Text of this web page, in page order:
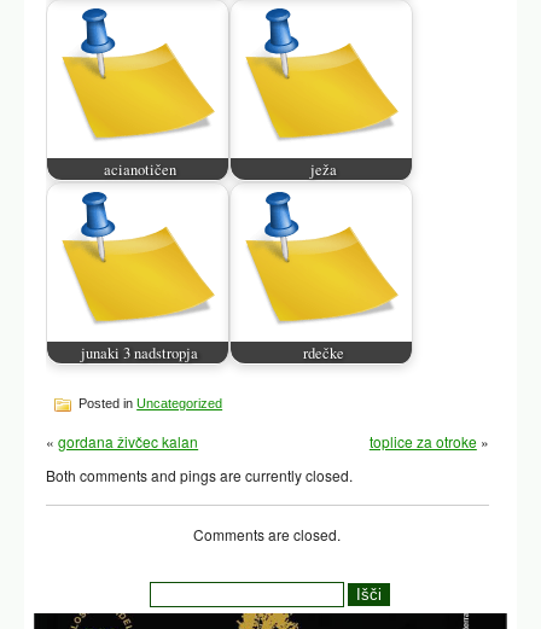
acianotičen ježa
junaki 3 nadstropja rdečke
Posted inUncategorized
«gordana živčec kalan toplice za otroke»
Both comments and pings are currently closed.
Comments are closed.